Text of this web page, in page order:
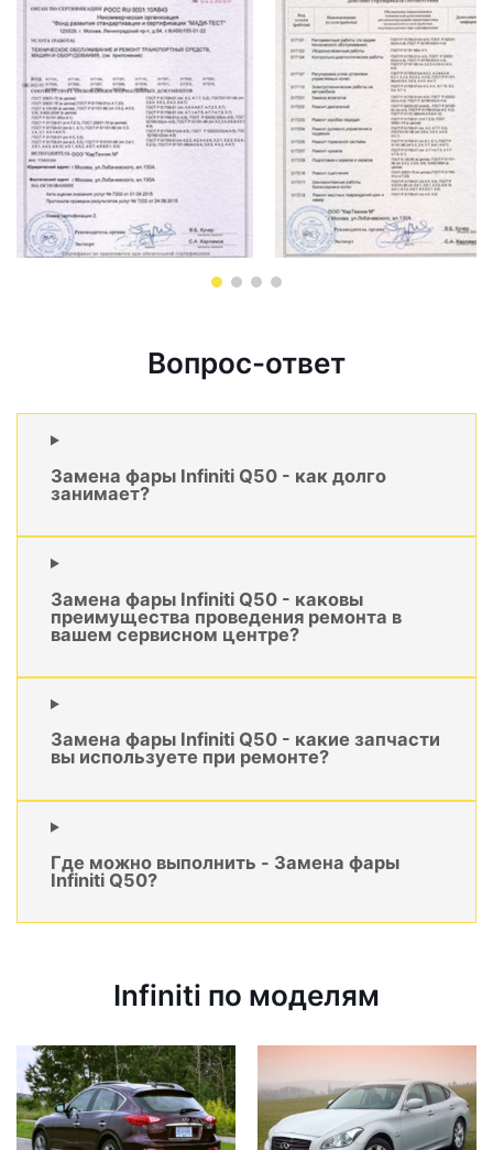
Вопрос-ответ
Замена фары Infiniti Q50 - как долго
занимает?
Замена фары Infiniti Q50 - каковы
преимущества проведения ремонта в
вашем сервисном центре?
Замена фары Infiniti Q50 - какие запчасти
вы используете при ремонте?
Где можно выполнить - Замена фары
Infiniti Q50?
Infiniti по моделям